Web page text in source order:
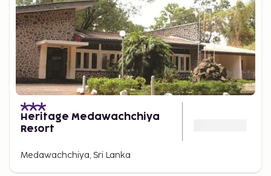
Heritage Medawachchiya
Resort
Medawachchiya, Sri Lanka